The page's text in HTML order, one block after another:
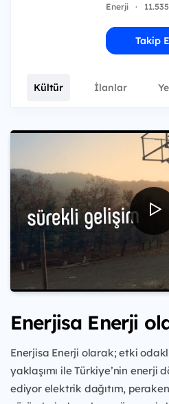
Enerji ·
Takip
Kültür İlanlar
Enerjisa Enerji
Enerjisa Enerji olarak; etki
yaklaşımı ile Türkiye’nin enerji
ediyor elektrik dağıtım,